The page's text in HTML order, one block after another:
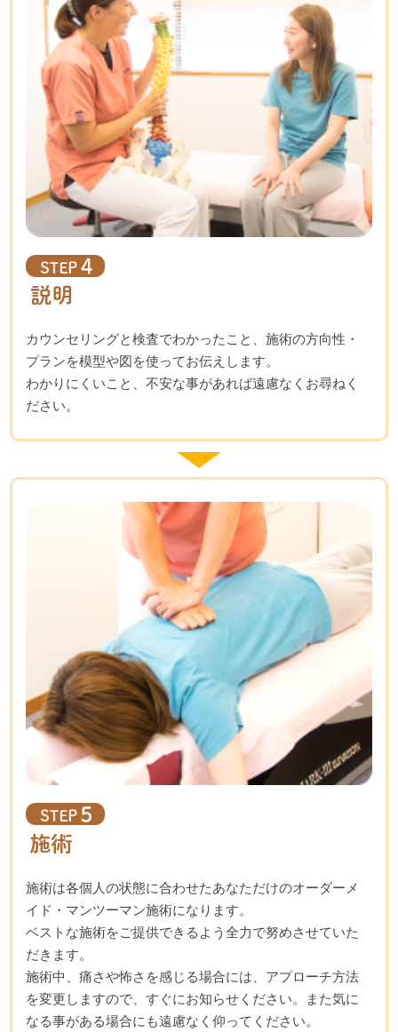
カウンセリングと検査でわかったこと、施術の方向性・
プランを模型や図を使ってお伝えします。
わかりにくいこと、不安な事があれば遠慮なくお尋ねく
ださい。
施術は各個人の状態に合わせたあなただけのオーダーメ
イド・マンツーマン施術になります。
ベストな施術をご提供できるよう全力で努めさせていた
だきます。
施術中、痛さや怖さを感じる場合には、アプローチ方法
を変更しますので、すぐにお知らせください。また気に
なる事がある場合にも遠慮なく仰ってください。